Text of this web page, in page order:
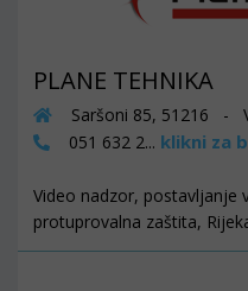
PLANE TEHNIKA
Saršoni 85, 51216 -
051 632 2... klikni za
Video nadzor, postavljanje
protuprovalna zaštita,